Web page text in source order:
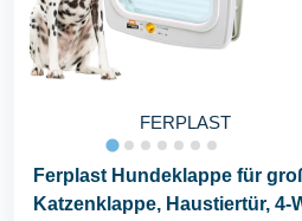
FERPLAST
Ferplast Hundeklappe für
Katzenklappe, Haustiertür, 4-